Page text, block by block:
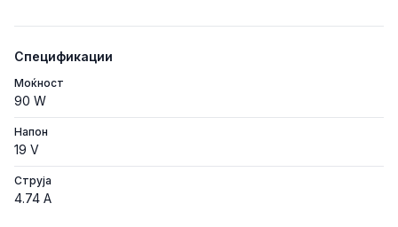
Спецификации
Моќност
90 W
Напон
19 V
Струја
4.74 A